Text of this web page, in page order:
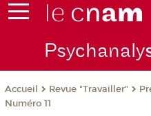
Psychanaly
Accueil Revue "Travailler"
Numéro 11